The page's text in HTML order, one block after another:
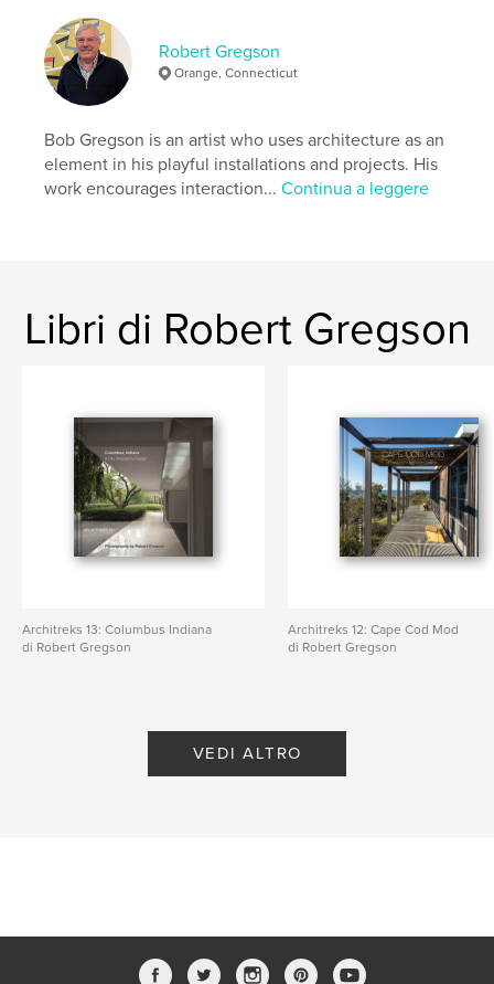
N° di pagine:
ISBN
Copertina rigida rivestita: 9798210614568
Data di pubblicazione:
LinguaEnglish
Parole chiave
travel , design , architecture , modern
Robert Gregson
Orange, Connecticut
Bob Gregson is an artist who uses architecture as an
element in his playful installations and projects. His
work encourages interaction...Continua a leggere
Libri di Robert Gregson
Architreks 13: Columbus Indiana
di Robert Gregson
Architreks 12: Cape Cod Mod
di Robert Gregson
VEDI ALTRO